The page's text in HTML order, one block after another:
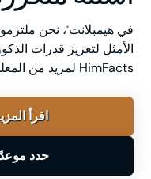
في هيمبلانت®، نحن
الأمثل لتعزيز قدرات
HimFacts لمزيد من المعلومات.
اقرأ
حدد